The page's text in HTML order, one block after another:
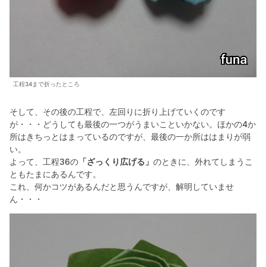
工程34まで折ったところ
そして、その後の工程で、左回りに折り上げていくのです
が・・・どうしても最後の一つがうまいこといかない。ほかの4か
所はきちっとはまっているのですが、最後の一か所ははまりが弱
い。
よって、工程36の 「ざっくり広げる」 のときに、外れてしまうこ
ともたまにあるんです。
これ、何かコツがあるんだと思うんですが、解明していませ
ん・・・